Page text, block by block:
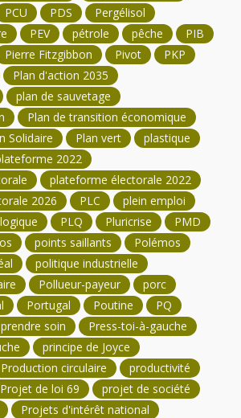
PCU PDS
Pergélisol
PEV pétrole pêche
PIB
Pierre Fitzgibbon Pivot
PKP
Plan d'action 2035
plan de sauvetage
Plan de transition économique
Solidaire
Plan vert
plastique
2022
plateforme électorale 2022
2026
PLC
plein emploi
PLQ Pluricrise
PMD
points saillants
Polémos
politique industrielle
Pollueur-payeur
porc
Portugal Poutine
PQ
prendre soin
Press-toi-à-gauche
principe de Joyce
Production circulaire
productivité
Projet de loi 69
projet de société
Projets d'intérêt national